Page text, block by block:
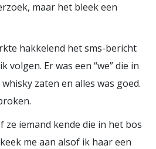
maar het bleek een
hakkelend het sms-bericht
volgen. Er was een “we” die in
zaten en alles was goed.
ze iemand kende die in het bos
me aan alsof ik haar een